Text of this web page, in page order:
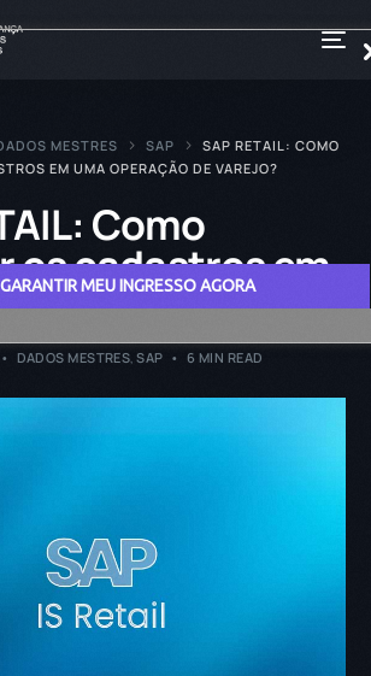
GARANTIR MEU INGRESSO AGORA
MESTRES SAP
SAP RETAIL: COMO
EM UMA OPERAÇÃO DE VAREJO?
Como
os cadastros em
de varejo?
DADOS MESTRES,SAP 6 MIN READ